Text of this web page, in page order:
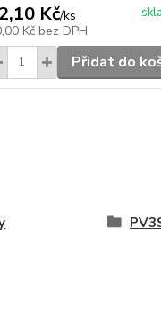
Kč/ks
Kč bez DPH
Přidat do